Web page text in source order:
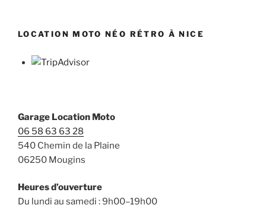
LOCATION MOTO NÉO RÉTRO À NICE
Garage Location Moto
06 58 63 63 28
540 Chemin de la Plaine
06250 Mougins
Heures d’ouverture
Du lundi au samedi : 9h00–19h00